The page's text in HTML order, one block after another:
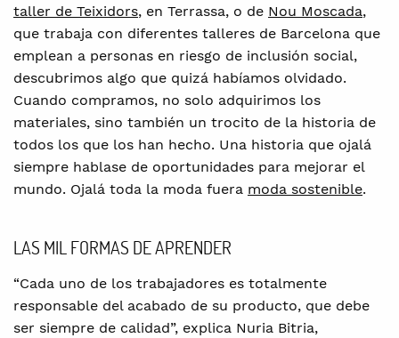
taller de Teixidors, en Terrassa, o de Nou Moscada,
que trabaja con diferentes talleres de Barcelona que
emplean a personas en riesgo de inclusión social,
descubrimos algo que quizá habíamos olvidado.
Cuando compramos, no solo adquirimos los
materiales, sino también un trocito de la historia de
todos los que los han hecho. Una historia que ojalá
siempre hablase de oportunidades para mejorar el
mundo. Ojalá toda la moda fuera moda sostenible.
LAS MIL FORMAS DE APRENDER
“Cada uno de los trabajadores es totalmente
responsable del acabado de su producto, que debe
ser siempre de calidad”, explica Nuria Bitria,